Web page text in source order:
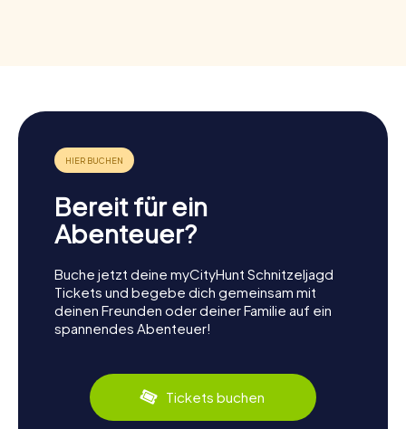
Bereit für ein
Abenteuer?
Buche jetzt deine myCityHunt Schnitzeljagd
Tickets und begebe dich gemeinsam mit
deinen Freunden oder deiner Familie auf ein
spannendes Abenteuer!
Tickets buchen